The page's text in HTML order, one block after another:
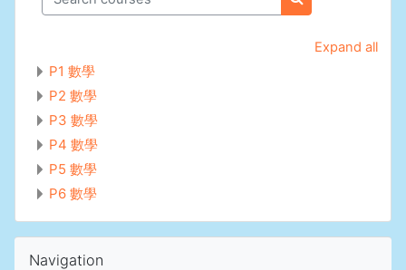
Search courses
Expand all
P1 數學
P2 數學
P3 數學
P4 數學
P5 數學
P6 數學
Skip Navigation
Navigation